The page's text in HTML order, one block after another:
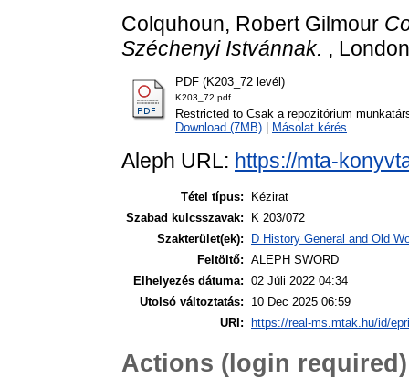
Colquhoun, Robert Gilmour
Széchenyi Istvánnak. ,
PDF (K203_72 levél)
K203_72.pdf
Restricted to Csak a repozitórium
Download (7MB)
Másolat kérés
Aleph URL: https://mta-
Tétel típus:
Kézirat
Szabad kulcsszavak:
K 203/072
Szakterület(ek):
D History General and Old
Feltöltő: ALEPH SWORD
Elhelyezés dátuma: 02 Júli 2022 04:34
Utolsó változtatás:
10 Dec 2025 06:59
URI:
https://real-ms.mtak.hu/id/
Actions (login required)